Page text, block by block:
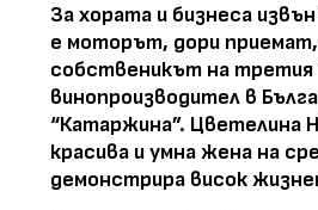
За хората и бизнеса
е моторът, дори приемат,
собственикът на третия
винопроизводител в
“Катаржина”. Цветелина
красива и умна жена на
демонстрира висок